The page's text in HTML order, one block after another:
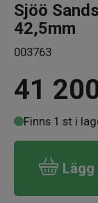
Sjöö
42,5mm
003763
41
Finns 1 st i